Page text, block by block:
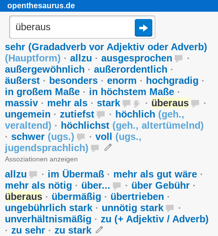
openthesaurus.de
sehr (Gradadverb vor Adjektiv oder Adverb)
(Hauptform) · allzu · ausgesprochen
·
außergewöhnlich · außerordentlich ·
äußerst · besonders · enorm · hochgradig ·
in großem Maße · in höchstem Maße ·
massiv · mehr als · stark · überaus
·
ungemein · zutiefst · höchlich (geh.,
veraltend) · höchlichst (geh., altertümelnd)
· schwer (ugs.) · voll (ugs.,
jugendsprachlich)
Assoziationen anzeigen
allzu · im Übermaß · mehr als gut wäre ·
mehr als nötig · über... · über Gebühr ·
überaus · übermäßig · übertrieben ·
ungebührlich stark · unnötig stark
·
unverhältnismäßig · zu (+ Adjektiv / Adverb)
· zu sehr · zu stark